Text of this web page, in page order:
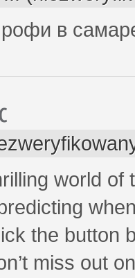
в
world
the button
miss out